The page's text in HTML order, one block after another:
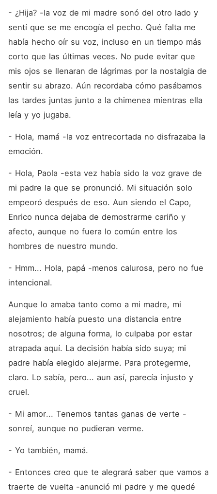
- ¿Hija? -la voz de mi madre sonó del otro lado y
sentí que se me encogía el pecho. Qué falta me
había hecho oír su voz, incluso en un tiempo más
corto que las últimas veces. No pude evitar que
mis ojos se llenaran de lágrimas por la nostalgia de
sentir su abrazo. Aún recordaba cómo pasábamos
las tardes juntas junto a la chimenea mientras ella
leía y yo jugaba.
- Hola, mamá -la voz entrecortada no disfrazaba la
emoción.
- Hola, Paola -esta vez había sido la voz grave de
mi padre la que se pronunció. Mi situación solo
empeoró después de eso. Aun siendo el Capo,
Enrico nunca dejaba de demostrarme cariño y
afecto, aunque no fuera lo común entre los
hombres de nuestro mundo.
- Hmm... Hola, papá -menos calurosa, pero no fue
intencional.
Aunque lo amaba tanto como a mi madre, mi
alejamiento había puesto una distancia entre
nosotros; de alguna forma, lo culpaba por estar
atrapada aquí. La decisión había sido suya; mi
padre había elegido alejarme. Para protegerme,
claro. Lo sabía, pero... aun así, parecía injusto y
cruel.
- Mi amor... Tenemos tantas ganas de verte -
sonreí, aunque no pudieran verme.
- Yo también, mamá.
- Entonces creo que te alegrará saber que vamos a
traerte de vuelta -anunció mi padre y me quedé